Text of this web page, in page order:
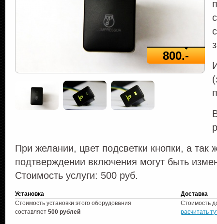
800.-
При желании, цвет подсветки кнопки, а так
подтверждении включения могут быть
Стоимость услуги: 500 руб.
Установка
Доставка
Стоимость установки этого оборудования
составляет 500 рублей
Стоимость
расчитать